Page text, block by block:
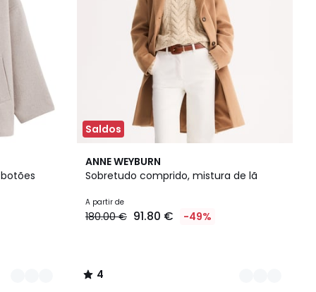
Saldos
ANNE WEYBURN
Sobretudo comprido, mistura de lã
A partir de
180.00 € 91.80 € -49%
4
/
2
Cores
4
/